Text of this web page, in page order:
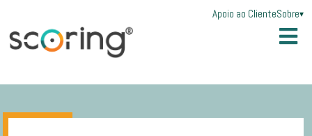
Apoio ao ClienteSobre▾